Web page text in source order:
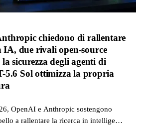
chiedono di rallentare
IA, due rivali open-source
sicurezza degli agenti di
5.6 Sol ottimizza la propria
OpenAI e Anthropic sostengono
a rallentare la ricerca in intelligenza